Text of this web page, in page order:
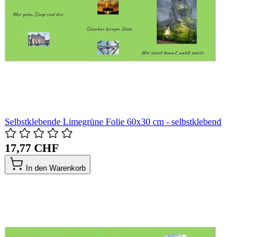
Selbstklebende Limegrüne Folie 60x30 cm - selbstklebend
17,77 CHF
In den Warenkorb